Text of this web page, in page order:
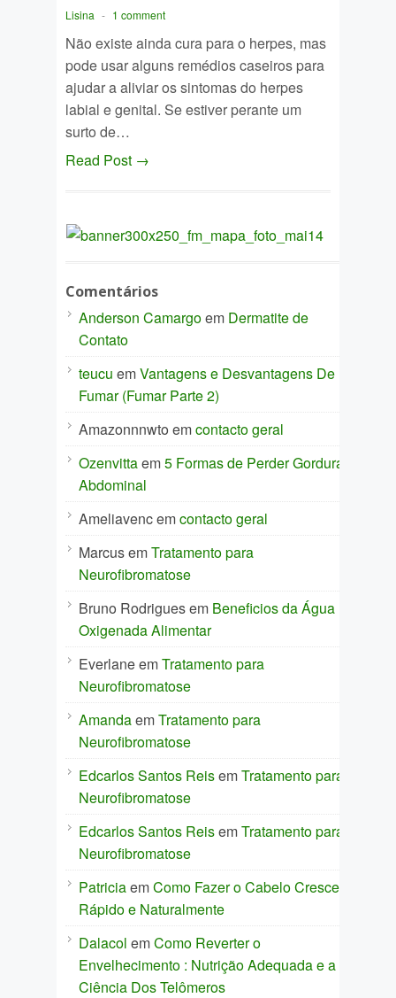
Lisina - 1 comment
Não existe ainda cura para o herpes, mas
pode usar alguns remédios caseiros para
ajudar a aliviar os sintomas do herpes
labial e genital. Se estiver perante um
surto de…
Read Post →
Comentários
Anderson Camargoem Dermatite de
Contato
teucu emVantagens e Desvantagens De
Fumar (Fumar Parte 2)
Amazonnnwto emcontacto geral
Ozenvittaem5 Formas de Perder Gordura
Abdominal
Ameliavencemcontacto geral
MarcusemTratamento para
Neurofibromatose
Bruno Rodriguesem Beneficios da Água
Oxigenada Alimentar
EverlaneemTratamento para
Neurofibromatose
AmandaemTratamento para
Neurofibromatose
Edcarlos Santos ReisemTratamento para
Neurofibromatose
Edcarlos Santos ReisemTratamento para
Neurofibromatose
PatriciaemComo Fazer o Cabelo Crescer
Rápido e Naturalmente
Dalacol emComo Reverter o
Envelhecimento : Nutrição Adequada e a
Ciência Dos Telômeros